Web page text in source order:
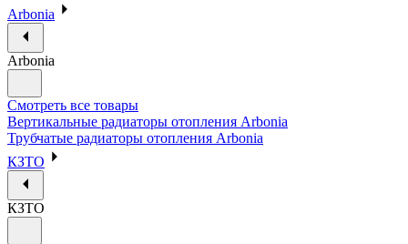
Arbonia
Arbonia
Смотреть все товары
Вертикальные радиаторы отопления Arbonia
Трубчатые радиаторы отопления Arbonia
КЗТО
КЗТО